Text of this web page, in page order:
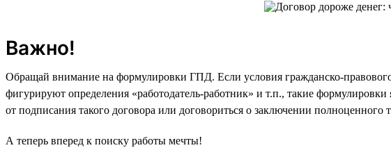
Важно!
Обращай внимание на формулировки ГПД. Если условия гражданско-
фигурируют определения «работодатель-работник» и т.п., такие
от подписания такого договора или договориться о заключении
А теперь вперед к поиску работы мечты!